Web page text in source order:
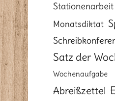
Stationenarbeit
Monatsdiktat
Satz der
Wochenaufgabe
Abreißzettel